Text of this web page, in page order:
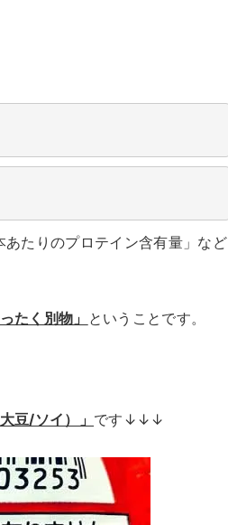
たりのプロテイン含有量」など
たく別物」 ということです。
豆/ソイ）」 です↓↓↓